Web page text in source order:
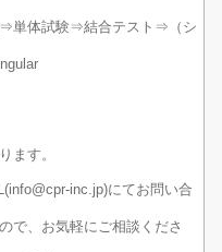
単体試験⇒結合テスト⇒（シ
ます。
inc.jp)にてお問い合
で、お気軽にご相談くださ